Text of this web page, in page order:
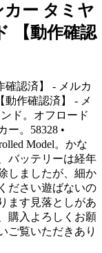
カー タミヤ
【動作確認
確認済】 - メルカ
動作確認済】 - メ
ド。オフロード
ー。58328 •
Model。かな
バッテリーは経年
しましたが、細か
ださい遊ばないの
ます見落としがあ
購入よろしくお願
ご覧いただきあり